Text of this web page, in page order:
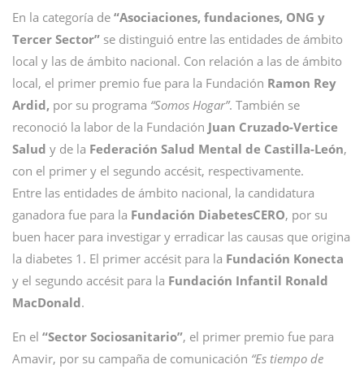
En la categoría de “Asociaciones, fundaciones, ONG y
Tercer Sector” se distinguió entre las entidades de ámbito
local y las de ámbito nacional. Con relación a las de ámbito
local, el primer premio fue para la Fundación Ramon Rey
Ardid, por su programa “Somos Hogar”. También se
reconoció la labor de la Fundación Juan Cruzado-Vertice
Salud y de la Federación Salud Mental de Castilla-León,
con el primer y el segundo accésit, respectivamente.
Entre las entidades de ámbito nacional, la candidatura
ganadora fue para la Fundación DiabetesCERO, por su
buen hacer para investigar y erradicar las causas que origina
la diabetes 1. El primer accésit para la Fundación Konecta
y el segundo accésit para la Fundación Infantil Ronald
MacDonald.
En el “Sector Sociosanitario”, el primer premio fue para
Amavir, por su campaña de comunicación “Es tiempo de